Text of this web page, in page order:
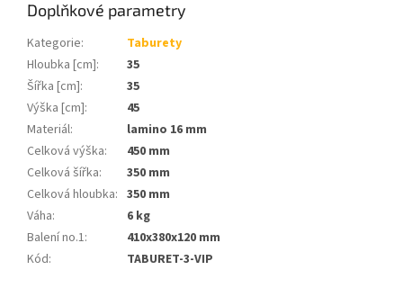
Doplňkové parametry
Kategorie:
Taburety
Hloubka [cm]:
35
Šířka [cm]:
35
Výška [cm]:
45
Materiál:
lamino 16 mm
Celková výška:
450 mm
Celková šířka:
350 mm
Celková hloubka: 350 mm
Váha:
6 kg
Balení no.1:
410x380x120 mm
Kód: TABURET-3-VIP